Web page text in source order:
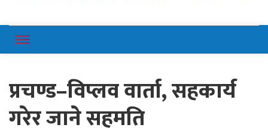
Mahilajagaran
प्रचण्ड–विप्लव वार्ता, सहकार्य
गरेर जाने सहमति